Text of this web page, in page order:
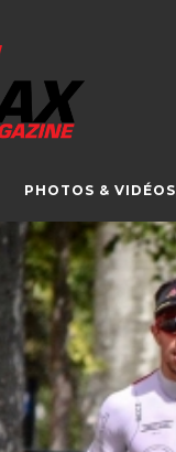
PHOTOS & VIDÉOS